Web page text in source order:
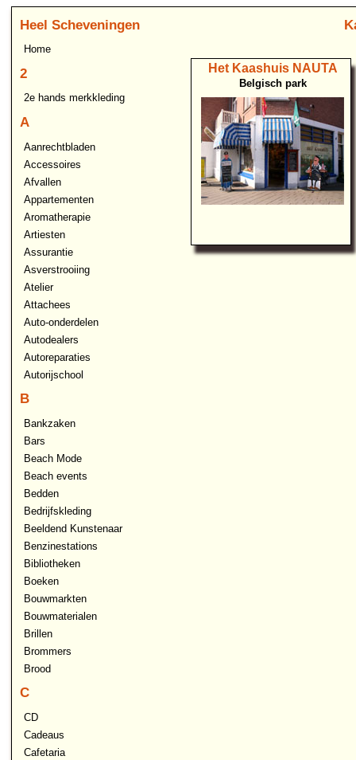
Heel Scheveningen
Home
2
2e hands merkkleding
A
Aanrechtbladen
Accessoires
Afvallen
Appartementen
Aromatherapie
Artiesten
Assurantie
Asverstrooiing
Atelier
Attachees
Auto-onderdelen
Autodealers
Autoreparaties
Autorijschool
B
Bankzaken
Bars
Beach Mode
Beach events
Bedden
Bedrijfskleding
Beeldend Kunstenaar
Benzinestations
Bibliotheken
Boeken
Bouwmarkten
Bouwmaterialen
Brillen
Brommers
Brood
C
CD
Cadeaus
Cafetaria
Het Kaashuis NAUTA
Belgisch park